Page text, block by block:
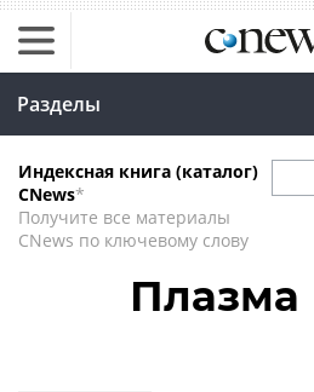
Разделы
Индексная книга (каталог)
CNews*
Получите все материалы
CNews по ключевому слову